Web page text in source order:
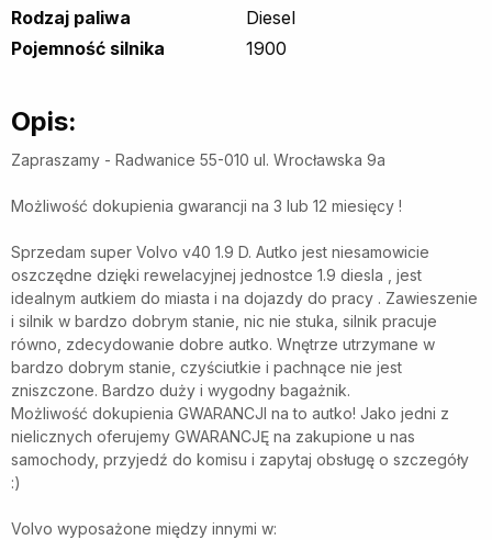
Rodzaj paliwa
Diesel
Pojemność silnika
1900
Opis:
Zapraszamy - Radwanice 55-010 ul. Wrocławska 9a
Możliwość dokupienia gwarancji na 3 lub 12 miesięcy !
Sprzedam super Volvo v40 1.9 D. Autko jest niesamowicie
oszczędne dzięki rewelacyjnej jednostce 1.9 diesla , jest
idealnym autkiem do miasta i na dojazdy do pracy . Zawieszenie
i silnik w bardzo dobrym stanie, nic nie stuka, silnik pracuje
równo, zdecydowanie dobre autko. Wnętrze utrzymane w
bardzo dobrym stanie, czyściutkie i pachnące nie jest
zniszczone. Bardzo duży i wygodny bagażnik.
Możliwość dokupienia GWARANCJI na to autko! Jako jedni z
nielicznych oferujemy GWARANCJĘ na zakupione u nas
samochody, przyjedź do komisu i zapytaj obsługę o szczegóły
:)
Volvo wyposażone między innymi w: